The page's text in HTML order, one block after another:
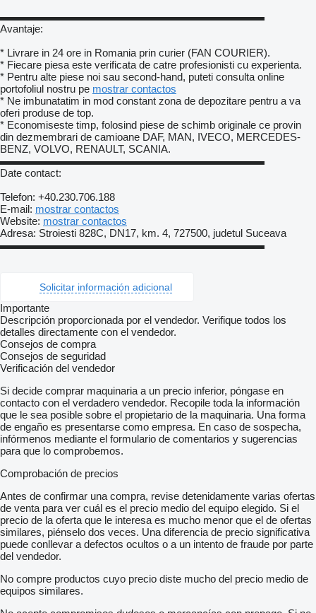
▬▬▬▬▬▬▬▬▬▬▬▬▬▬▬▬▬▬▬▬▬▬▬▬▬
Avantaje:
* Livrare in 24 ore in Romania prin curier (FAN COURIER).
* Fiecare piesa este verificata de catre profesionisti cu experienta.
* Pentru alte piese noi sau second-hand, puteti consulta online
portofoliul nostru pe mostrar contactos
* Ne imbunatatim in mod constant zona de depozitare pentru a va
oferi produse de top.
* Economiseste timp, folosind piese de schimb originale ce provin
din dezmembrari de camioane DAF, MAN, IVECO, MERCEDES-
BENZ, VOLVO, RENAULT, SCANIA.
▬▬▬▬▬▬▬▬▬▬▬▬▬▬▬▬▬▬▬▬▬▬▬▬▬
Date contact:
Telefon: +40.230.706.188
E-mail: mostrar contactos
Website: mostrar contactos
Adresa: Stroiesti 828C, DN17, km. 4, 727500, judetul Suceava
▬▬▬▬▬▬▬▬▬▬▬▬▬▬▬▬▬▬▬▬▬▬▬▬▬
Solicitar información adicional
Importante
Descripción proporcionada por el vendedor. Verifique todos los
detalles directamente con el vendedor.
Consejos de compra
Consejos de seguridad
Verificación del vendedor
Si decide comprar maquinaria a un precio inferior, póngase en
contacto con el verdadero vendedor. Recopile toda la información
que le sea posible sobre el propietario de la maquinaria. Una forma
de engaño es presentarse como empresa. En caso de sospecha,
infórmenos mediante el formulario de comentarios y sugerencias
para que lo comprobemos.
Comprobación de precios
Antes de confirmar una compra, revise detenidamente varias ofertas
de venta para ver cuál es el precio medio del equipo elegido. Si el
precio de la oferta que le interesa es mucho menor que el de ofertas
similares, piénselo dos veces. Una diferencia de precio significativa
puede conllevar a defectos ocultos o a un intento de fraude por parte
del vendedor.
No compre productos cuyo precio diste mucho del precio medio de
equipos similares.